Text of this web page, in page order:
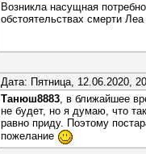
Возникла насущная
обстоятельствах смерти
Дата: Пятница, 12.06.2020,
Танюш8883, в ближайшее
не будет, но я думаю, что
равно приду. Поэтому
пожелание